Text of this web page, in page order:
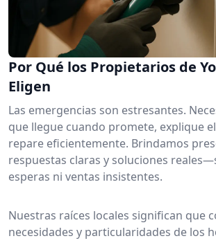
Por Qué los Propietarios de
Eligen
Las emergencias son estresantes.
que llegue cuando promete, explique
repare eficientemente. Brindamos
respuestas claras y soluciones
esperas ni ventas insistentes.
Nuestras raíces locales significan que
necesidades y particularidades de los